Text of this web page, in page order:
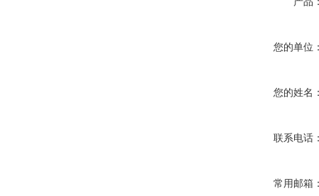
您的单位
您的姓名
联系电话
常用邮箱